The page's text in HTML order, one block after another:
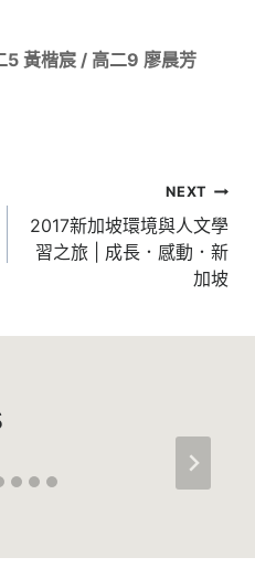
5 黃楷宸 / 高二9 廖晨芳
NEXT
2017新加坡環境與人文學
習之旅 | 成長．感動．新
加坡